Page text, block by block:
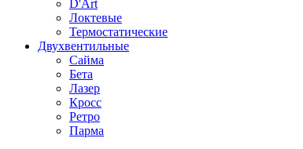
D'Art
Локтевые
Термостатические
Двухвентильные
Сайма
Бета
Лазер
Кросс
Ретро
Парма